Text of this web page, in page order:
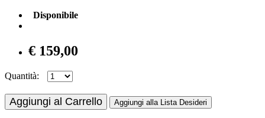
Disponibile
€ 159,00
Quantità:
Aggiungi al Carrello Aggiungi alla Lista Desideri